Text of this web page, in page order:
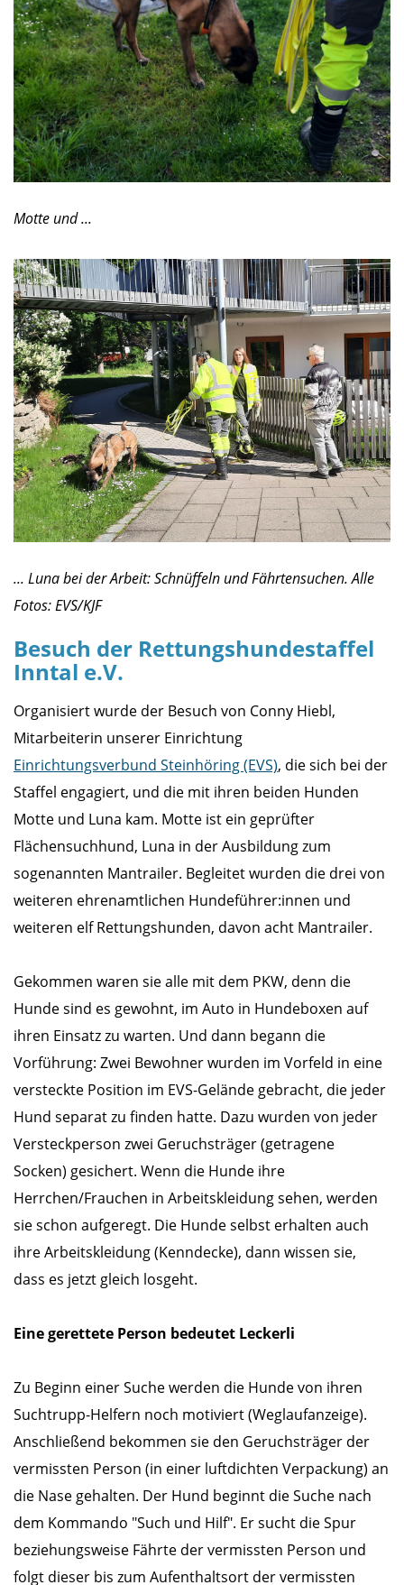
Motte und ...
... Luna bei der Arbeit: Schnüffeln und Fährtensuchen. Alle
Fotos: EVS/KJF
Besuch der Rettungshundestaffel
Inntal e.V.
Organisiert wurde der Besuch von Conny Hiebl,
Mitarbeiterin unserer Einrichtung
Einrichtungsverbund Steinhöring (EVS), die sich bei der
Staffel engagiert, und die mit ihren beiden Hunden
Motte und Luna kam. Motte ist ein geprüfter
Flächensuchhund, Luna in der Ausbildung zum
sogenannten Mantrailer. Begleitet wurden die drei von
weiteren ehrenamtlichen Hundeführer:innen und
weiteren elf Rettungshunden, davon acht Mantrailer.
Gekommen waren sie alle mit dem PKW, denn die
Hunde sind es gewohnt, im Auto in Hundeboxen auf
ihren Einsatz zu warten. Und dann begann die
Vorführung: Zwei Bewohner wurden im Vorfeld in eine
versteckte Position im EVS-Gelände gebracht, die jeder
Hund separat zu finden hatte. Dazu wurden von jeder
Versteckperson zwei Geruchsträger (getragene
Socken) gesichert. Wenn die Hunde ihre
Herrchen/Frauchen in Arbeitskleidung sehen, werden
sie schon aufgeregt. Die Hunde selbst erhalten auch
ihre Arbeitskleidung (Kenndecke), dann wissen sie,
dass es jetzt gleich losgeht.
Eine gerettete Person bedeutet Leckerli
Zu Beginn einer Suche werden die Hunde von ihren
Suchtrupp-Helfern noch motiviert (Weglaufanzeige).
Anschließend bekommen sie den Geruchsträger der
vermissten Person (in einer luftdichten Verpackung) an
die Nase gehalten. Der Hund beginnt die Suche nach
dem Kommando "Such und Hilf". Er sucht die Spur
beziehungsweise Fährte der vermissten Person und
folgt dieser bis zum Aufenthaltsort der vermissten